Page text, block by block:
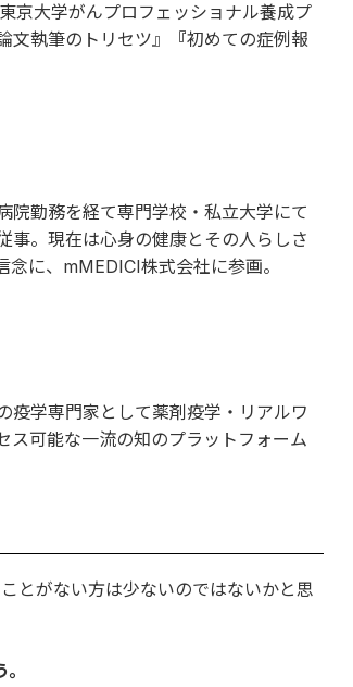
京大学がんプロフェッショナル養成プ
文執筆のトリセツ』 『初めての症例報
院勤務を経て専門学校・私立大学にて
事。現在は心身の健康とその人らしさ
に、mMEDICI株式会社に参画。
疫学専門家として薬剤疫学・リアルワ
ス可能な一流の知のプラットフォーム
とがない方は少ないのではないかと思